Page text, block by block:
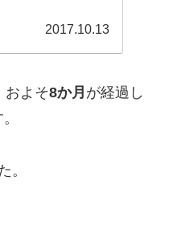
2017.10.13
およそ8か月 が経過し
。